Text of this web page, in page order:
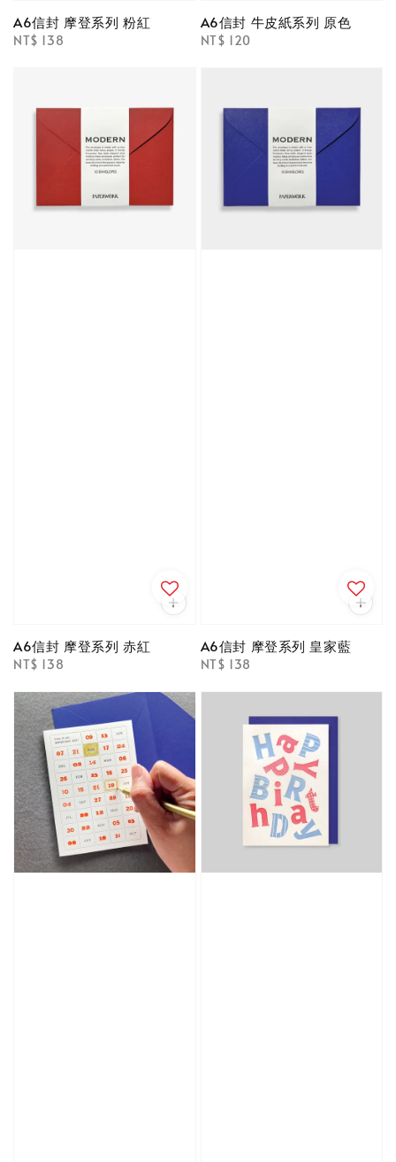
A6信封 摩登系列 粉紅
Regular
NT$ 138
A6信封 牛皮紙系列 原色
Regular
NT$ 120
A6信封 摩登系列 赤紅
Regular
NT$ 138
A6信封 摩登系列 皇家藍
Regular
NT$ 138